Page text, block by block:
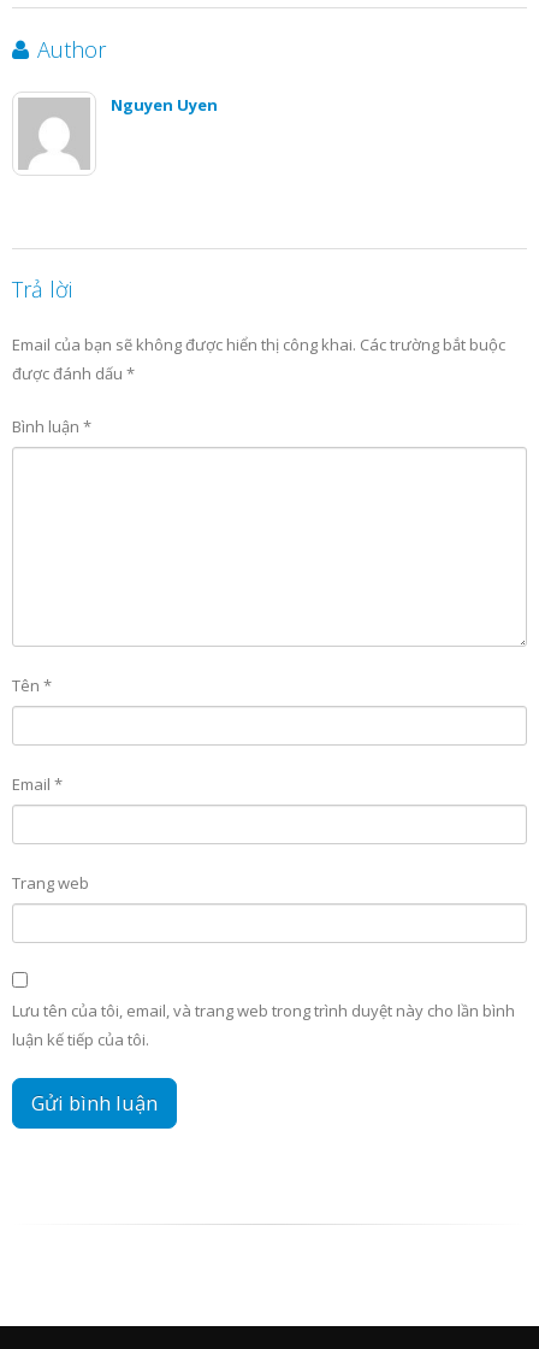
Author
Nguyen Uyen
Trả lời
Email của bạn sẽ không được hiển thị công khai. Các trường bắt buộc
được đánh dấu *
Bình luận *
Tên *
Email *
Trang web
Lưu tên của tôi, email, và trang web trong trình duyệt này cho lần bình
luận kế tiếp của tôi.